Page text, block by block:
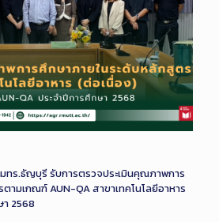
ทร.ธัญบุรี รับการตรวจประเมินคุณภาพการ
ามเกณฑ์ AUN-QA สาขาเทคโนโลยีอาหาร
2568